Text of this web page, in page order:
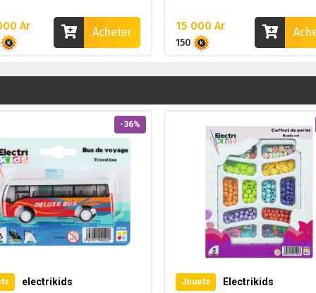
Ar Acheter
150
15 000 Ar
-36%
electrikids Jouets Electrikids